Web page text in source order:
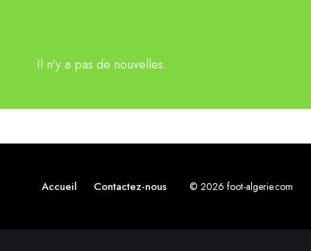
Il n'y a pas de nouvelles.
Accueil Contactez-nous © 2026 foot-algerie.com